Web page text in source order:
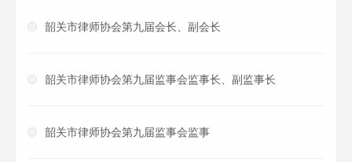
韶关市律师协会第九届会长、副会长
韶关市律师协会第九届监事会监事长、副监事长
韶关市律师协会第九届监事会监事